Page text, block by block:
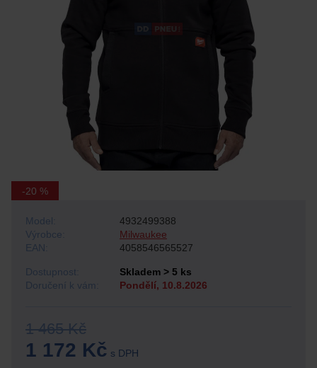
-20 %
1 465 Kč
1 172 Kč s DPH
Dostupnost:
Skladem > 5 ks
Doručení k vám:
Pondělí, 10.8.2026
Výrobce: Milwaukee
Model: 4932499388
EAN: 4058546565527